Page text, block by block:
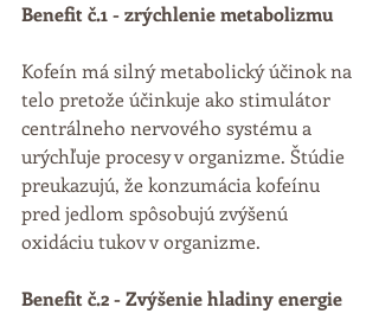
Benefit č.1 - zrýchlenie metabolizmu
Kofeín má silný metabolický účinok na
telo pretože účinkuje ako stimulátor
centrálneho nervového systému a
urýchľuje procesy v organizme. Štúdie
preukazujú, že konzumácia kofeínu
pred jedlom spôsobujú zvýšenú
oxidáciu tukov v organizme.
Benefit č.2 - Zvýšenie hladiny energie